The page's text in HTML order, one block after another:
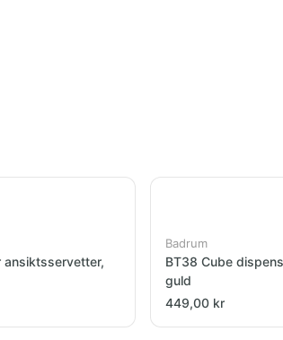
ansiktsservetter,
Badrum
BT38 Cube
guld
449,00 kr